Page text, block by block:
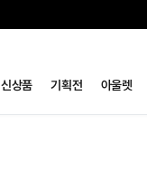
신상품 기획전 아울렛